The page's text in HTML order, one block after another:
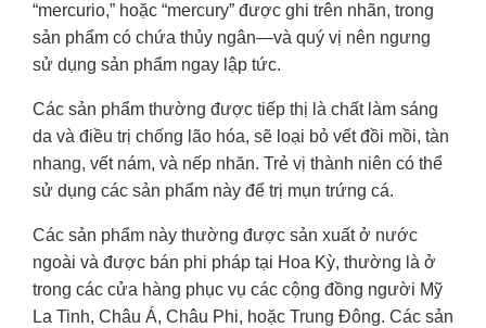
“mercurio,” hoặc “mercury” được ghi trên nhãn, trong
sản phẩm có chứa thủy ngân—và quý vị nên ngưng
sử dụng sản phẩm ngay lập tức.
Các sản phẩm thường được tiếp thị là chất làm sáng
da và điều trị chống lão hóa, sẽ loại bỏ vết đồi mồi, tàn
nhang, vết nám, và nếp nhăn. Trẻ vị thành niên có thể
sử dụng các sản phẩm này để trị mụn trứng cá.
Các sản phẩm này thường được sản xuất ở nước
ngoài và được bán phi pháp tại Hoa Kỳ, thường là ở
trong các cửa hàng phục vụ các cộng đồng người Mỹ
La Tinh, Châu Á, Châu Phi, hoặc Trung Đông. Các sản